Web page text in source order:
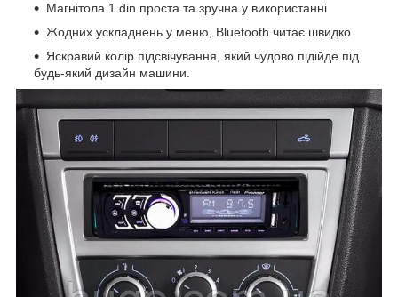
Магнітола 1 din проста та зручна у використанні
Жодних ускладнень у меню, Bluetooth читає швидко
Яскравий колір підсвічування, який чудово підійде під
будь-який дизайн машини.